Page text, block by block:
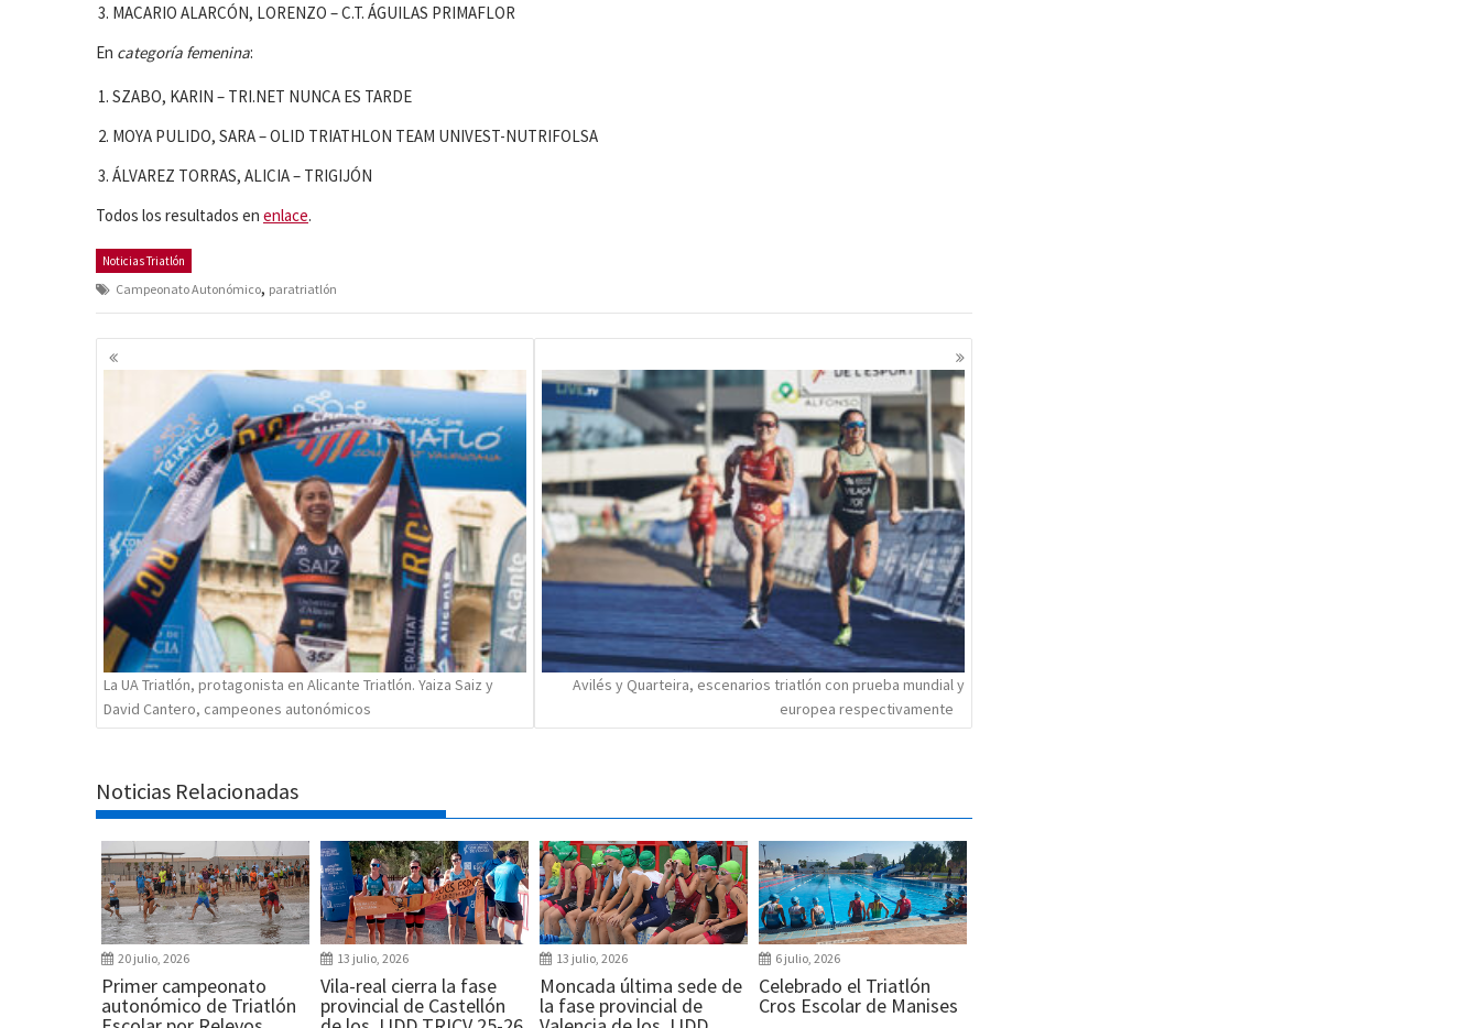
MACARIO ALARCÓN, LORENZO – C.T. ÁGUILAS PRIMAFLOR
En categoría femenina:
SZABO, KARIN – TRI.NET NUNCA ES TARDE
MOYA PULIDO, SARA – OLID TRIATHLON TEAM UNIVEST-NUTRIFOLSA
ÁLVAREZ TORRAS, ALICIA – TRIGIJÓN
Todos los resultados en enlace.
Noticias Triatlón
Campeonato Autonómico, paratriatlón
Navegación
de
entradas
La UA Triatlón, protagonista en Alicante Triatlón. Yaiza Saiz y
David Cantero, campeones autonómicos
Avilés y Quarteira, escenarios triatlón con prueba mundial y
europea respectivamente
Noticias Relacionadas
20 julio, 2026
Primer campeonato
autonómico de Triatlón
13 julio, 2026
Vila-real cierra la fase
provincial de Castellón
13 julio, 2026
Moncada última sede de
la fase provincial de
6 julio, 2026
Celebrado el Triatlón
Cros Escolar de Manises